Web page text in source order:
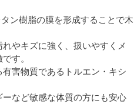
ン樹脂の膜を形成することで木
やキズに強く、扱いやすくメ
す。
害物質であるトルエン・キシ
など敏感な体質の方にも安心